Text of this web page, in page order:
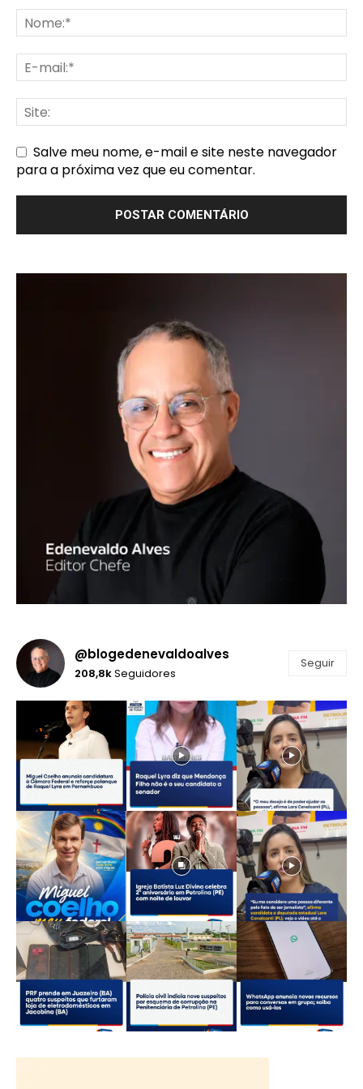
Salve meu nome, e-mail e site neste navegador
para a próxima vez que eu comentar.
@blogedenevaldoalves
208,8kSeguidores
Seguir